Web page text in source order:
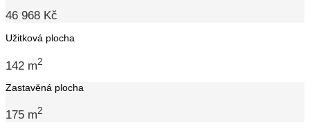
46 968 Kč
Užitková plocha
142 m2
Zastavěná plocha
175 m2